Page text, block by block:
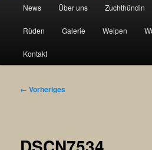
News Über uns Zuchthündin
Rüden Galerie Welpen
Kontakt
Bilder-
← Vorheriges